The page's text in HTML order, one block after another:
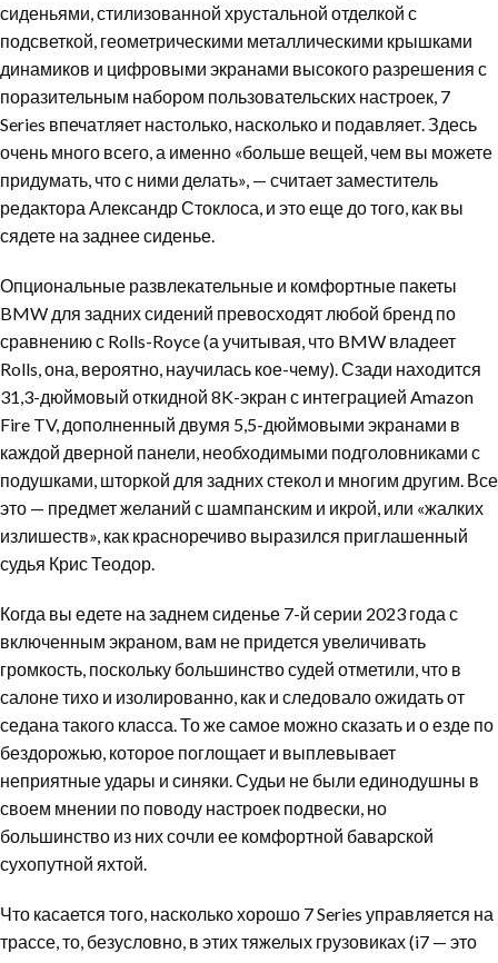
сиденьями, стилизованной хрустальной отделкой с
подсветкой, геометрическими металлическими крышками
динамиков и цифровыми экранами высокого разрешения с
поразительным набором пользовательских настроек, 7
Series впечатляет настолько, насколько и подавляет. Здесь
очень много всего, а именно «больше вещей, чем вы можете
придумать, что с ними делать», — считает заместитель
редактора Александр Стоклоса, и это еще до того, как вы
сядете на заднее сиденье.
Опциональные развлекательные и комфортные пакеты
BMW для задних сидений превосходят любой бренд по
сравнению с Rolls-Royce (а учитывая, что BMW владеет
Rolls, она, вероятно, научилась кое-чему). Сзади находится
31,3-дюймовый откидной 8K-экран с интеграцией Amazon
Fire TV, дополненный двумя 5,5-дюймовыми экранами в
каждой дверной панели, необходимыми подголовниками с
подушками, шторкой для задних стекол и многим другим. Все
это — предмет желаний с шампанским и икрой, или «жалких
излишеств», как красноречиво выразился приглашенный
судья Крис Теодор.
Когда вы едете на заднем сиденье 7-й серии 2023 года с
включенным экраном, вам не придется увеличивать
громкость, поскольку большинство судей отметили, что в
салоне тихо и изолированно, как и следовало ожидать от
седана такого класса. То же самое можно сказать и о езде по
бездорожью, которое поглощает и выплевывает
неприятные удары и синяки. Судьи не были единодушны в
своем мнении по поводу настроек подвески, но
большинство из них сочли ее комфортной баварской
сухопутной яхтой.
Что касается того, насколько хорошо 7 Series управляется на
трассе, то, безусловно, в этих тяжелых грузовиках (i7 — это